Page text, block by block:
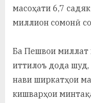
масоҳати 6,7
миллион сомонӣ
Ба Пешвои
иттилоъ дода шуд,
нави ширкатҳои
кишварҳои